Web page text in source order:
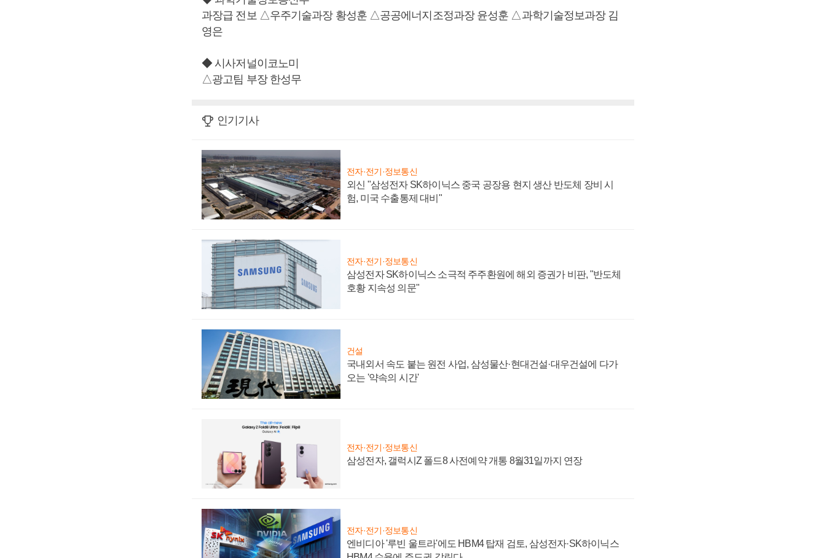
과장급 전보 △우주기술과장 황성훈 △공공에너지조정과장 윤성훈 △과학기술정보과장 김
영은
◆ 시사저널이코노미
△광고팀 부장 한성무
인기기사
전자·전기·정보통신
외신 "삼성전자 SK하이닉스 중국 공장용 현지 생산 반도체 장비 시
험, 미국 수출통제 대비"
전자·전기·정보통신
삼성전자 SK하이닉스 소극적 주주환원에 해외 증권가 비판, "반도체
호황 지속성 의문"
건설
국내외서 속도 붙는 원전 사업, 삼성물산·현대건설·대우건설에 다가
오는 '약속의 시간'
전자·전기·정보통신
삼성전자, 갤럭시Z 폴드8 사전예약 개통 8월31일까지 연장
전자·전기·정보통신
엔비디아 '루빈 울트라'에도 HBM4 탑재 검토, 삼성전자·SK하이닉스